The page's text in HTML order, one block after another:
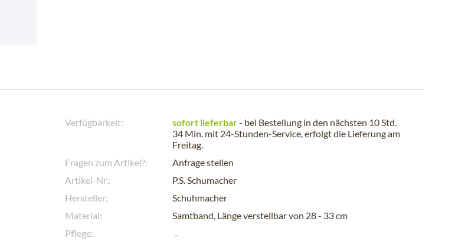
Verfügbarkeit: sofort lieferbar- bei Bestellung in den nächsten 10 Std.
34 Min. mit 24-Stunden-Service, erfolgt die Lieferung am
Freitag.
Fragen zum Artikel?:
Anfrage stellen
Artikel-Nr.:
P.S. Schumacher
Hersteller:
Schuhmacher
Material:
Samtband, Länge verstellbar von 28 - 33 cm
Pflege: